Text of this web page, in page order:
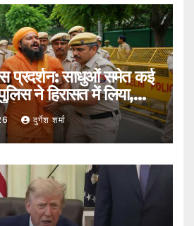
प्रदर्शन: साधुओं समेत कई
ने हिरासत में लिया,
दुर्गेश शर्मा